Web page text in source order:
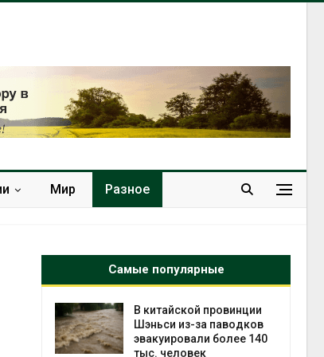
Мир Разное
Самые популярные
В китайской провинции
Шэньси из-за паводков
эвакуировали более 140
тыс. человек